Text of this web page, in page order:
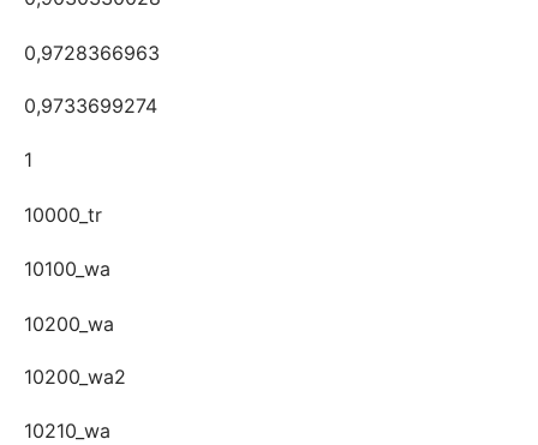
0,9728366963
0,9733699274
1
10000_tr
10100_wa
10200_wa
10200_wa2
10210_wa